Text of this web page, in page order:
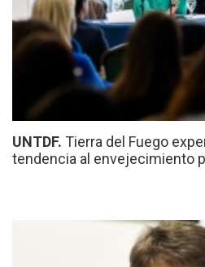
UNTDF. Tierra del Fuego
tendencia al envejecimiento